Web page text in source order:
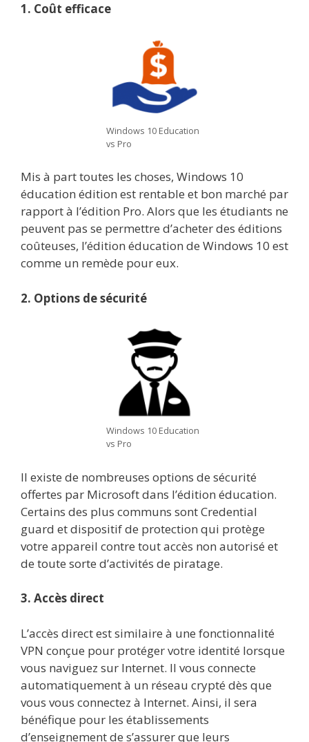
1. Coût efficace
Windows 10 Education
vs Pro
Mis à part toutes les choses, Windows 10
éducation édition est rentable et bon marché par
rapport à l’édition Pro. Alors que les étudiants ne
peuvent pas se permettre d’acheter des éditions
coûteuses, l’édition éducation de Windows 10 est
comme un remède pour eux.
2. Options de sécurité
Windows 10 Education
vs Pro
Il existe de nombreuses options de sécurité
offertes par Microsoft dans l’édition éducation.
Certains des plus communs sont Credential
guard et dispositif de protection qui protège
votre appareil contre tout accès non autorisé et
de toute sorte d’activités de piratage.
3. Accès direct
L’accès direct est similaire à une fonctionnalité
VPN conçue pour protéger votre identité lorsque
vous naviguez sur Internet. Il vous connecte
automatiquement à un réseau crypté dès que
vous vous connectez à Internet. Ainsi, il sera
bénéfique pour les établissements
d’enseignement de s’assurer que leurs